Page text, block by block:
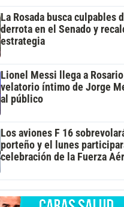
La Rosada busca culpables
derrota en el Senado y
estrategia
Lionel Messi llega a
velatorio íntimo de Jorge
al público
Los aviones F 16
porteño y el lunes
celebración de la Fuerza